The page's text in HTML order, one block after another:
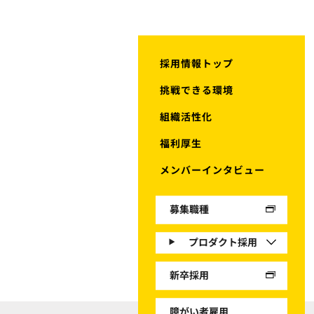
採用情報トップ
挑戦できる環境
組織活性化
福利厚生
メンバーインタビュー
募集職種
プロダクト採用
新卒採用
障がい者雇用